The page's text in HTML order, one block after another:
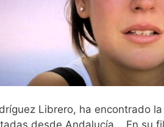
Librero, ha encontrado
desde Andalucía. . En su